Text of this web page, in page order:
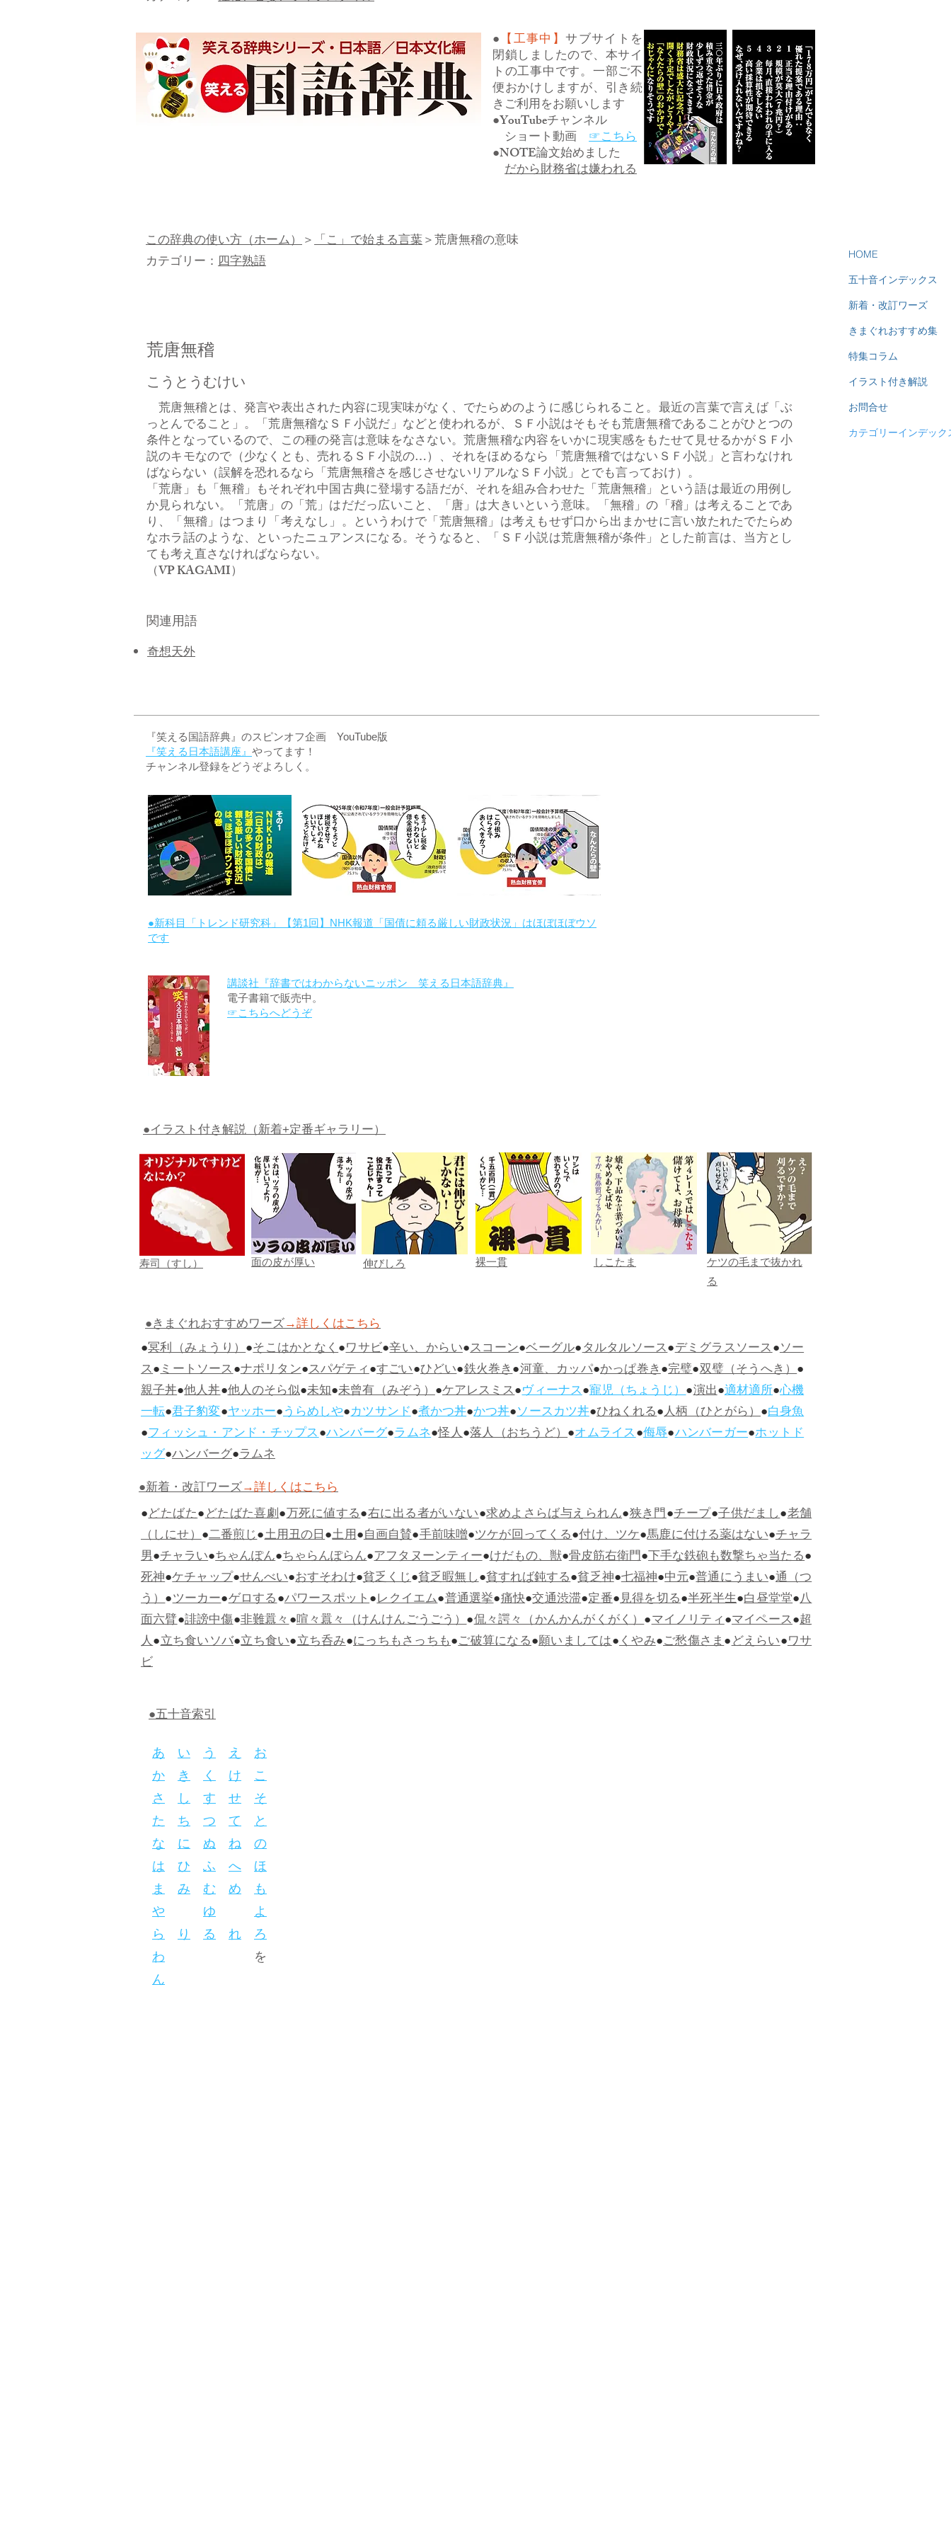
● 【工事中】サブサイトを
閉鎖しましたので、本サイ
トの工事中です。一部ご不
便おかけしますが、引き続
きご利用をお願いします
●YouTubeチャンネル
ショート動画 ☞こちら
●NOTE論文始めました
だから財務省は嫌われる
この辞典の使い方（ホーム）＞「こ」で始まる言葉＞荒唐無稽の意味
カテゴリー： 四字熟語
荒唐無稽
こうとうむけい
荒唐無稽とは、発言や表出された内容に現実味がなく、でたらめのように感じられること。最近の言葉で言えば「ぶ
っとんでること」。「荒唐無稽なＳＦ小説だ」などと使われるが、ＳＦ小説はそもそも荒唐無稽であることがひとつの
条件となっているので、この種の発言は意味をなさない。荒唐無稽な内容をいかに現実感をもたせて見せるかがＳＦ小
説のキモなので（少なくとも、売れるＳＦ小説の…）、それをほめるなら「荒唐無稽ではないＳＦ小説」と言わなけれ
ばならない（誤解を恐れるなら「荒唐無稽さを感じさせないリアルなＳＦ小説」とでも言っておけ）。
「荒唐」も「無稽」もそれぞれ中国古典に登場する語だが、それを組み合わせた「荒唐無稽」という語は最近の用例し
か見られない。「荒唐」の「荒」はだだっ広いこと、「唐」は大きいという意味。「無稽」の「稽」は考えることであ
り、「無稽」はつまり「考えなし」。というわけで「荒唐無稽」は考えもせず口から出まかせに言い放たれたでたらめ
なホラ話のような、といったニュアンスになる。そうなると、「ＳＦ小説は荒唐無稽が条件」とした前言は、当方とし
ても考え直さなければならない。
​（VP KAGAMI）
関連用語
奇想天外
HOME
五十音インデックス
新着・改訂ワーズ
きまぐれおすすめ集
特集コラム
イラスト付き解説
お問合せ
カテゴリーインデック
『笑える国語辞典』のスピンオフ企画 YouTube版
『笑える日本語講座』 やってます！
チャンネル登録をどうぞよろしく。
●新科目「トレンド研究科」【第1回】NHK報道「国債に頼る厳しい財政状況」はほぼほぼウソ
です
講談社『辞書ではわからないニッポン 笑える日本語辞典』
電子書籍で販売中。
☞こちらへどうぞ
●イラスト付き解説（新着+定番ギャラリー）
寿司（すし） 面の皮が厚い 伸びしろ 裸一貫 しこたま
ケツの毛まで抜かれ
る
●きまぐれおすすめワーズ→詳しくはこちら
●冥利（みょうり）●そこはかとなく●ワサビ●辛い、からい●スコーン●ベーグル●タルタルソース●デミグラスソース●ソー
ス●ミートソース●ナポリタン●スパゲティ●すごい●ひどい●鉄火巻き●河童、カッパ●かっぱ巻き●完璧●双璧（そうへき）●
親子丼●他人丼●他人のそら似●未知●未曾有（みぞう）●ケアレスミス●ヴィーナス●寵児（ちょうじ）●演出●適材適所●心機
一転●君子豹変●ヤッホー●うらめしや●カツサンド●煮かつ丼●かつ丼●ソースカツ丼●ひねくれる●人柄（ひとがら）●白身魚
●フィッシュ・アンド・チップス●ハンバーグ●ラムネ●怪人●落人（おちうど）●オムライス●侮辱●ハンバーガー●ホットド
ッグ●ハンバーグ●ラムネ
●新着・改訂ワーズ→詳しくはこちら
●どたばた●どたばた喜劇●万死に値する●右に出る者がいない●求めよさらば与えられん●狭き門●チープ●子供だまし●老舗
（しにせ）●二番煎じ●土用丑の日●土用●自画自賛●手前味噌●ツケが回ってくる●付け、ツケ●馬鹿に付ける薬はない●チャラ
男●チャラい●ちゃんぽん●ちゃらんぽらん●アフタヌーンティー●けだもの、獣●骨皮筋右衛門●下手な鉄砲も数撃ちゃ当たる●
死神●ケチャップ●せんべい●おすそわけ●貧乏くじ●貧乏暇無し●貧すれば鈍する●貧乏神●七福神●中元●普通にうまい●通（つ
う）●ツーカー●ゲロする●パワースポット●レクイエム●普通選挙●痛快●交通渋滞●定番●見得を切る●半死半生●白昼堂堂●八
面六臂●誹謗中傷●非難囂々●喧々囂々（けんけんごうごう）●侃々諤々（かんかんがくがく）●マイノリティ●マイペース●超
人●立ち食いソバ●立ち食い●立ち呑み●にっちもさっちも●ご破算になる●願いましては●くやみ●ご愁傷さま●どえらい●ワサ
ビ
●五十音索引
あ い う え お
か き く け こ
さ し す せ そ
た ち つ て と
な に ぬ ね の
は ひ ふ へ ほ
ま み む め も
や
ゆ
よ
ら り る れ ろ
わ を
ん